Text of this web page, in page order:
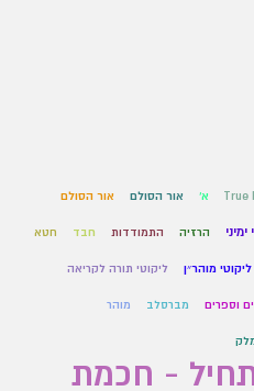
True א' אור הסולם אור הסולם
הרזיה התמודדות חבד חטא
ליקוטי מוהר״ן ליקוטי תורה לקריאה
וספרים מברסלב מוהר
- חכמת